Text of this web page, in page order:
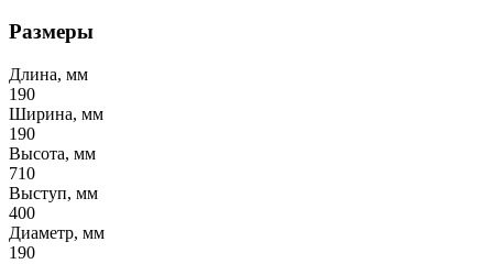
Размеры
Длина, мм
190
Ширина, мм
190
Высота, мм
710
Выступ, мм
400
Диаметр, мм
190